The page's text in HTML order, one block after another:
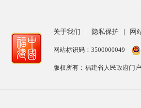
关于我们 隐私保护 网
网站标识码：3500000049
版权所有：福建省人民政府门